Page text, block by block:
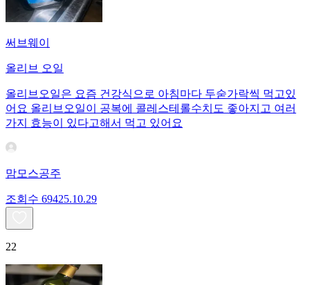
써브웨이
올리브 오일
올리브오일은 요즘 건강식으로 아침마다 두숟가락씩 먹고있
어요 올리브오일이 공복에 콜레스테롤수치도 좋아지고 여러
가지 효능이 있다고해서 먹고 있어요
맘모스공주
조회수 69425.10.29
22